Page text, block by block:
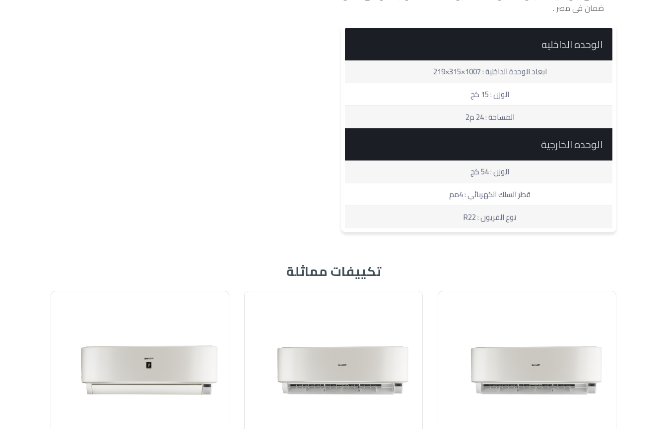
ضمان فى مصر .
الوحده الداخليه
ابعاد الوحدة الداخلية : 1007×315×219
الوزن : 15 كج
المساحة : 24 م2
الوحده الخارجية
الوزن : 54 كج
قطر السلك الكهربائي : 4مم
نوع الفريون : R22
تكييفات مماثلة